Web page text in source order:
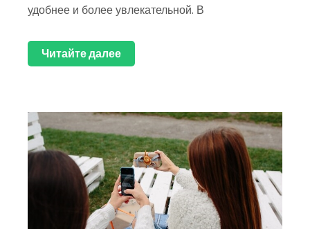
удобнее и более увлекательной. В
Читайте далее